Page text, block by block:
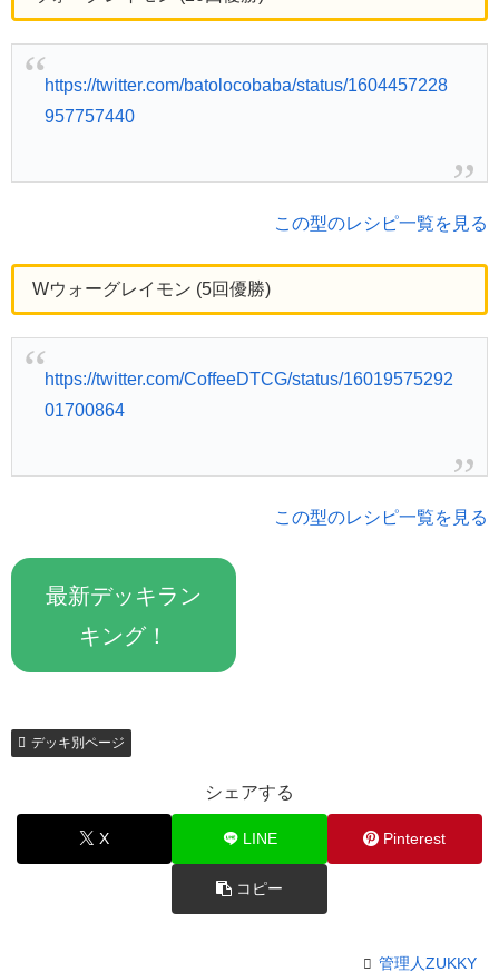
https://twitter.com/batolocobaba/status/1604457228
957757440
この型のレシピ一覧を見る
Wウォーグレイモン (5回優勝)
https://twitter.com/CoffeeDTCG/status/16019575292
01700864
この型のレシピ一覧を見る
最新デッキラン
キング！
デッキ別ページ
シェアする
X LINE Pinterest
コピー
管理人ZUKKY